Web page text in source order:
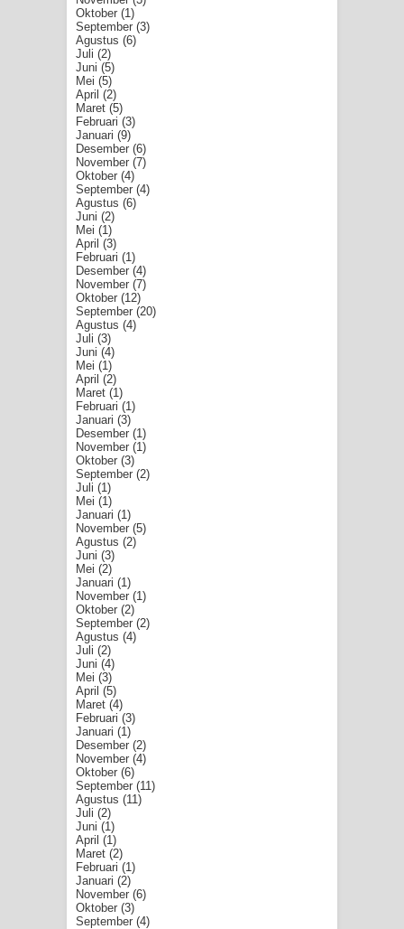
Oktober (1)
September (3)
Agustus (6)
Juli (2)
Juni (5)
Mei (5)
April (2)
Maret (5)
Februari (3)
Januari (9)
Desember (6)
November (7)
Oktober (4)
September (4)
Agustus (6)
Juni (2)
Mei (1)
April (3)
Februari (1)
Desember (4)
November (7)
Oktober (12)
September (20)
Agustus (4)
Juli (3)
Juni (4)
Mei (1)
April (2)
Maret (1)
Februari (1)
Januari (3)
Desember (1)
November (1)
Oktober (3)
September (2)
Juli (1)
Mei (1)
Januari (1)
November (5)
Agustus (2)
Juni (3)
Mei (2)
Januari (1)
November (1)
Oktober (2)
September (2)
Agustus (4)
Juli (2)
Juni (4)
Mei (3)
April (5)
Maret (4)
Februari (3)
Januari (1)
Desember (2)
November (4)
Oktober (6)
September (11)
Agustus (11)
Juli (2)
Juni (1)
April (1)
Maret (2)
Februari (1)
Januari (2)
November (6)
Oktober (3)
September (4)